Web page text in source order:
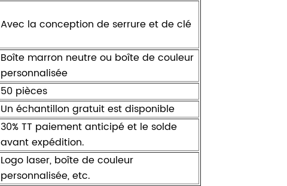
Avec la conception de serrure et de clé
Boîte marron neutre ou boîte de couleur
personnalisée
50 pièces
Un échantillon gratuit est disponible
30% TT paiement anticipé et le solde
avant expédition.
Logo laser, boîte de couleur
personnalisée, etc.